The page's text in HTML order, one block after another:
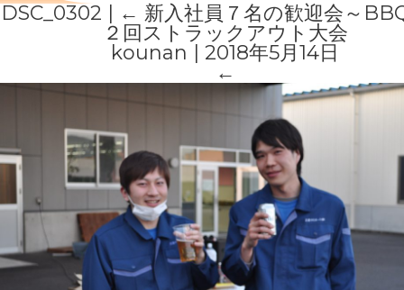
DSC_0302 ← 新入社員７名の歓迎会～
２回ストラックアウト大会
kounan
|2018年5月14日
←